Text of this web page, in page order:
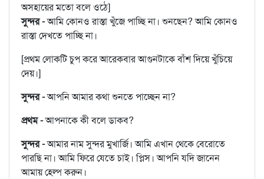
অসহায়ের মতো বলে ওঠে]
সুন্দর -আমি কোনও রাস্তা খুঁজে পাচ্ছি না। শুনছেন? আমি কোনও
রাস্তা দেখতে পাচ্ছি না।
[প্রথম লোকটি চুপ করে আরেকবার আগুনটাকে বাঁশ দিয়ে খুঁচিয়ে
দেয়।]
সুন্দর -আপনি আমার কথা শুনতে পাচ্ছেন না?
প্রথম -আপনাকে কী বলে ডাকব?
সুন্দর -আমার নাম সুন্দর মুখার্জি। আমি এখান থেকে বেরোতে
পারছি না। আমি ফিরে যেতে চাই। প্লিস। আপনি যদি জানেন
আমায় হেল্প করুন।